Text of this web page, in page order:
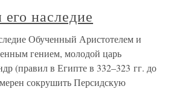
наследие
Обученный Аристотелем и
гением, молодой царь
(правил в Египте в 332–323 гг. до
сокрушить Персидскую